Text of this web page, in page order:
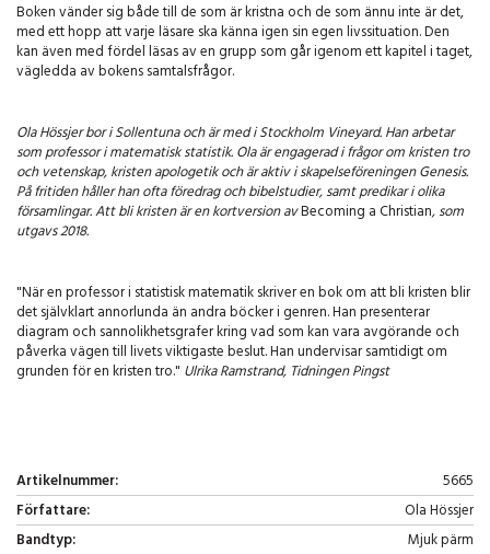
Boken vänder sig både till de som är kristna och de som ännu inte är det,
med ett hopp att varje läsare ska känna igen sin egen livssituation. Den
kan även med fördel läsas av en grupp som går igenom ett kapitel i taget,
vägledda av bokens samtalsfrågor.
Ola Hössjer bor i Sollentuna och är med i Stockholm Vineyard. Han arbetar
som professor i matematisk statistik. Ola är engagerad i frågor om kristen tro
och vetenskap, kristen apologetik och är aktiv i skapelseföreningen Genesis.
På fritiden håller han ofta föredrag och bibelstudier, samt predikar i olika
församlingar. Att bli kristen är en kortversion avBecoming a Christian, som
utgavs 2018.
"När en professor i statistisk matematik skriver en bok om att bli kristen blir
det självklart annorlunda än andra böcker i genren. Han presenterar
diagram och sannolikhetsgrafer kring vad som kan vara avgörande och
påverka vägen till livets viktigaste beslut. Han undervisar samtidigt om
grunden för en kristen tro." Ulrika Ramstrand, Tidningen Pingst
Artikelnummer:
5665
Författare:
Ola Hössjer
Bandtyp:
Mjuk pärm